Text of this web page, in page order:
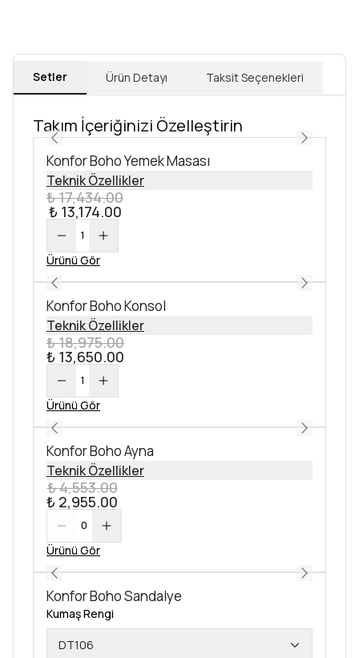
Setler Ürün Detayı Taksit Seçenekleri
Takım İçeriğinizi Özelleştirin
Konfor Boho Yemek Masası
Teknik Özellikler
₺ 17,434.00
₺ 13,174.00
1
Ürünü Gör
Konfor Boho Konsol
Teknik Özellikler
₺ 18,975.00
₺ 13,650.00
1
Ürünü Gör
Konfor Boho Ayna
Teknik Özellikler
₺ 4,553.00
₺ 2,955.00
0
Ürünü Gör
Konfor Boho Sandalye
Kumaş Rengi
DT106